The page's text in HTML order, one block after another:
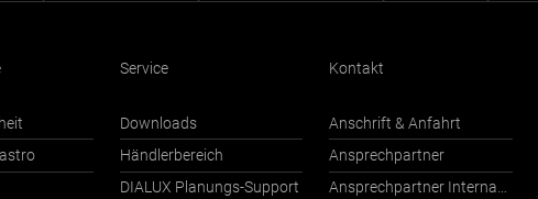
Service
Downloads
Händlerbereich
DIALUX Planungs-Support
Kontakt
Anschrift & Anfahrt
Ansprechpartner
Ansprechpartner International